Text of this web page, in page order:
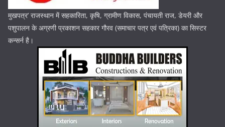
मुखपत्र’ राजस्थान में सहकारिता, कृषि, ग्रामीण विकास, पंचायती राज, डेयरी और
पशुपालन के अग्रणी प्रकाशन सहकार गौरव (समाचार पत्र एवं पत्रिका) का सिस्टर
कन्सर्न है।